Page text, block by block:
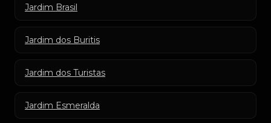
Jardim Brasil
Jardim dos Buritis
Jardim dos Turistas
Jardim Esmeralda